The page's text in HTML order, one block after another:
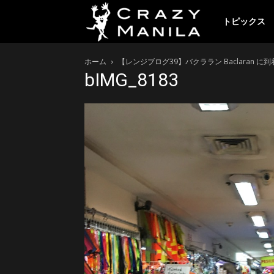
レ
イ
ジ
トピックス
ホーム 【レンジブログ39】バクララン Baclaran に
bIMG_8183